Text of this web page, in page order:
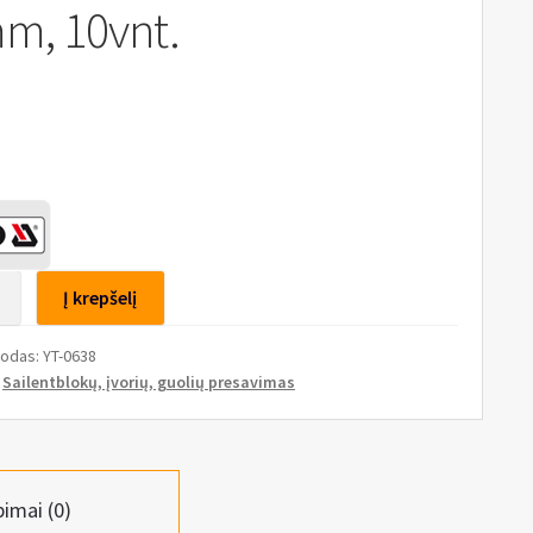
10vnt.
Į krepšelį
YT-0638
Sailentblokų, įvorių, guolių presavimas
(0)